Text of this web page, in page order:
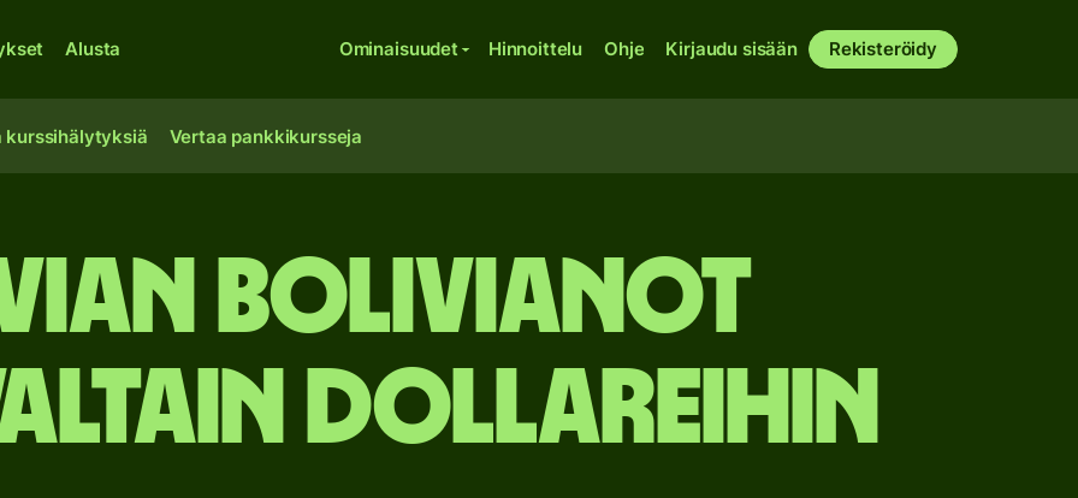
Alusta Ominaisuudet Hinnoittelu Ohje Kirjaudu sisään Rekisteröidy
kurssihälytyksiä Vertaa pankkikursseja
bolivianot
dollareihin